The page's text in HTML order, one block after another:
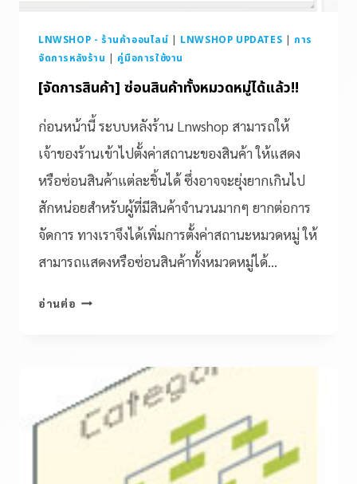
LNWSHOP - ร้านค้าออนไลน์ | LNWSHOP UPDATES | การ
จัดการหลังร้าน | คู่มือการใช้งาน
[จัดการสินค้า] ซ่อนสินค้าทั้งหมวดหมู่ได้แล้ว!!
ก่อนหน้านี้ ระบบหลังร้าน Lnwshop สามารถให้
เจ้าของร้านเข้าไปตั้งค่าสถานะของสินค้า ให้แสดง
หรือซ่อนสินค้าแต่ละชิ้นได้ ซึ่งอาจจะยุ่งยากเกินไป
สักหน่อยสำหรับผู้ที่มีสินค้าจำนวนมากๆ ยากต่อการ
จัดการ ทางเราจึงได้เพิ่มการตั้งค่าสถานะหมวดหมู่ ให้
สามารถแสดงหรือซ่อนสินค้าทั้งหมวดหมู่ได้…
อ่านต่อ